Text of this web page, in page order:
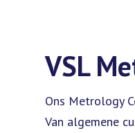
VSL
Ons Metrology
Van algemene